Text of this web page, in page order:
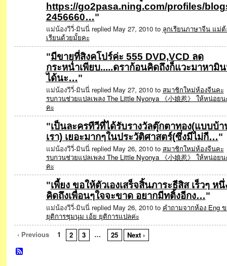
https://go2pasa.ning.com/profiles/
2456660…"
แม่น้องวีวี่-มินนี่ replied May 27, 2010 to ลูกเรียนภาษาจีน แม่ต้
เรียนด้วยมั้ยคะ
"มีขายที่สิงคโปร์ค่ะ 555 DVD,VCD ลด
กระหน่ำเพียบ.....ดราก้อนคิดถึงก็แวะมาหามิ
ได้นะ…"
แม่น้องวีวี่-มินนี่ replied May 27, 2010 to สมาชิกใหม่ห้องจีนคะ
รบกวนช่วยแปลเพลง The Little Nyonya 《小娘惹》 ให้หน่อยน
คะ
"เป็นละครทีวีที่ได้รับรางวัลตุ๊กตาทอง(แบบบ้า
เรา) เยอะมากๆในประวัติศาสตร์(ซึ่งมีไม่กี…"
แม่น้องวีวี่-มินนี่ replied May 26, 2010 to สมาชิกใหม่ห้องจีนคะ
รบกวนช่วยแปลเพลง The Little Nyonya 《小娘惹》 ให้หน่อยน
คะ
"เพี้ยง ขอให้ตัวเองเสร็จสิ้นภาระธีสิส เร็วๆ หนึ่
คิดถึงเพื่อนๆใจจะขาด อยากมีทติ้งอีกง…"
แม่น้องวีวี่-มินนี่ replied May 26, 2010 to คำถามจากห้อง Eng
ยุติการชุมนุม เอ้ย ยุติการแปลค่ะ
‹ Previous
1 2 3 … 25 Next ›